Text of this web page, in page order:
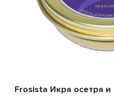
Frosista Икра осетра